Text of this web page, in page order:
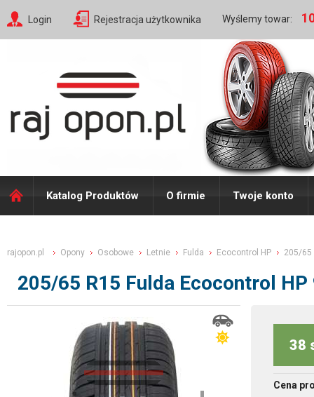
Login Rejestracja użytkownika Wyślemy towar:
Katalog Produktów O firmie Twoje konto
rajopon.pl Opony Osobowe Letnie Fulda Ecocontrol HP 205/65
205/65 R15 Fulda Ecocontrol HP
38
Cena